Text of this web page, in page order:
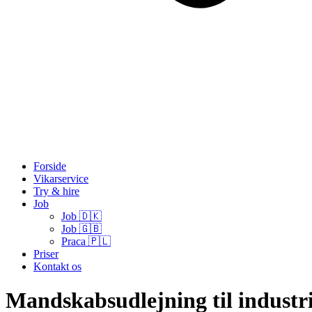
Forside
Vikarservice
Try & hire
Job
Job 🇩🇰
Job 🇬🇧
Praca 🇵🇱
Priser
Kontakt os
Mandskabsudlejning til